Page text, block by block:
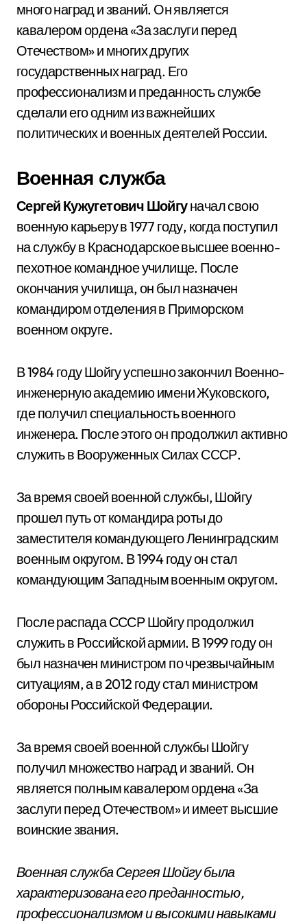
много наград и званий. Он является
кавалером ордена «За заслуги перед
Отечеством» и многих других
государственных наград. Его
профессионализм и преданность службе
сделали его одним из важнейших
политических и военных деятелей России.
Военная служба
Сергей Кужугетович Шойгуначал свою
военную карьеру в 1977 году, когда поступил
на службу в Краснодарское высшее военно-
пехотное командное училище. После
окончания училища, он был назначен
командиром отделения в Приморском
военном округе.
В 1984 году Шойгу успешно закончил Военно-
инженерную академию имени Жуковского,
где получил специальность военного
инженера. После этого он продолжил активно
служить в Вооруженных Силах СССР.
За время своей военной службы, Шойгу
прошел путь от командира роты до
заместителя командующего Ленинградским
военным округом. В 1994 году он стал
командующим Западным военным округом.
После распада СССР Шойгу продолжил
служить в Российской армии. В 1999 году он
был назначен министром по чрезвычайным
ситуациям, а в 2012 году стал министром
обороны Российской Федерации.
За время своей военной службы Шойгу
получил множество наград и званий. Он
является полным кавалером ордена «За
заслуги перед Отечеством» и имеет высшие
воинские звания.
Военная служба Сергея Шойгу была
характеризована его преданностью,
профессионализмом и высокими навыками